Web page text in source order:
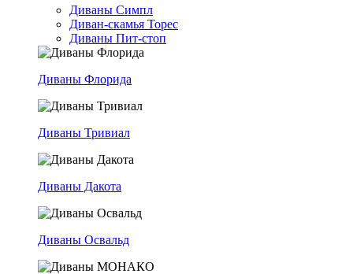
Диваны Симпл
Диван-скамья Торес
Диваны Пит-стоп
Диваны Флорида
Диваны Тривиал
Диваны Дакота
Диваны Освальд